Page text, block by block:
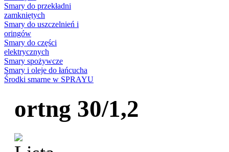
Smary do przekładni
zamkniętych
Smary do uszczelnień i
oringów
Smary do części
elektrycznych
Smary spożywcze
Smary i oleje do łańcucha
Środki smarne w SPRAYU
ortng 30/1,2